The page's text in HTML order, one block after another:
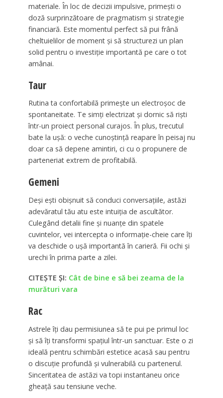
materiale. În loc de decizii impulsive, primești o
doză surprinzătoare de pragmatism și strategie
financiară. Este momentul perfect să pui frână
cheltuielilor de moment și să structurezi un plan
solid pentru o investiție importantă pe care o tot
amânai.
Taur
Rutina ta confortabilă primește un electroșoc de
spontaneitate. Te simți electrizat și dornic să riști
într-un proiect personal curajos. În plus, trecutul
bate la ușă: o veche cunoștință reapare în peisaj nu
doar ca să depene amintiri, ci cu o propunere de
parteneriat extrem de profitabilă.
Gemeni
Deși ești obișnuit să conduci conversațiile, astăzi
adevăratul tău atu este intuiția de ascultător.
Culegând detalii fine și nuanțe din spatele
cuvintelor, vei intercepta o informație-cheie care îți
va deschide o ușă importantă în carieră. Fii ochi și
urechi în prima parte a zilei.
CITEȘTE ȘI: Cât de bine e să bei zeama de la
murături vara
Rac
Astrele îți dau permisiunea să te pui pe primul loc
și să îți transformi spațiul într-un sanctuar. Este o zi
ideală pentru schimbări estetice acasă sau pentru
o discuție profundă și vulnerabilă cu partenerul.
Sinceritatea de astăzi va topi instantaneu orice
gheață sau tensiune veche.